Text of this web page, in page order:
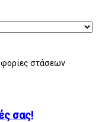
στάσεων
σας!